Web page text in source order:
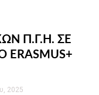
Π.Γ.Η. ΣΕ
2025